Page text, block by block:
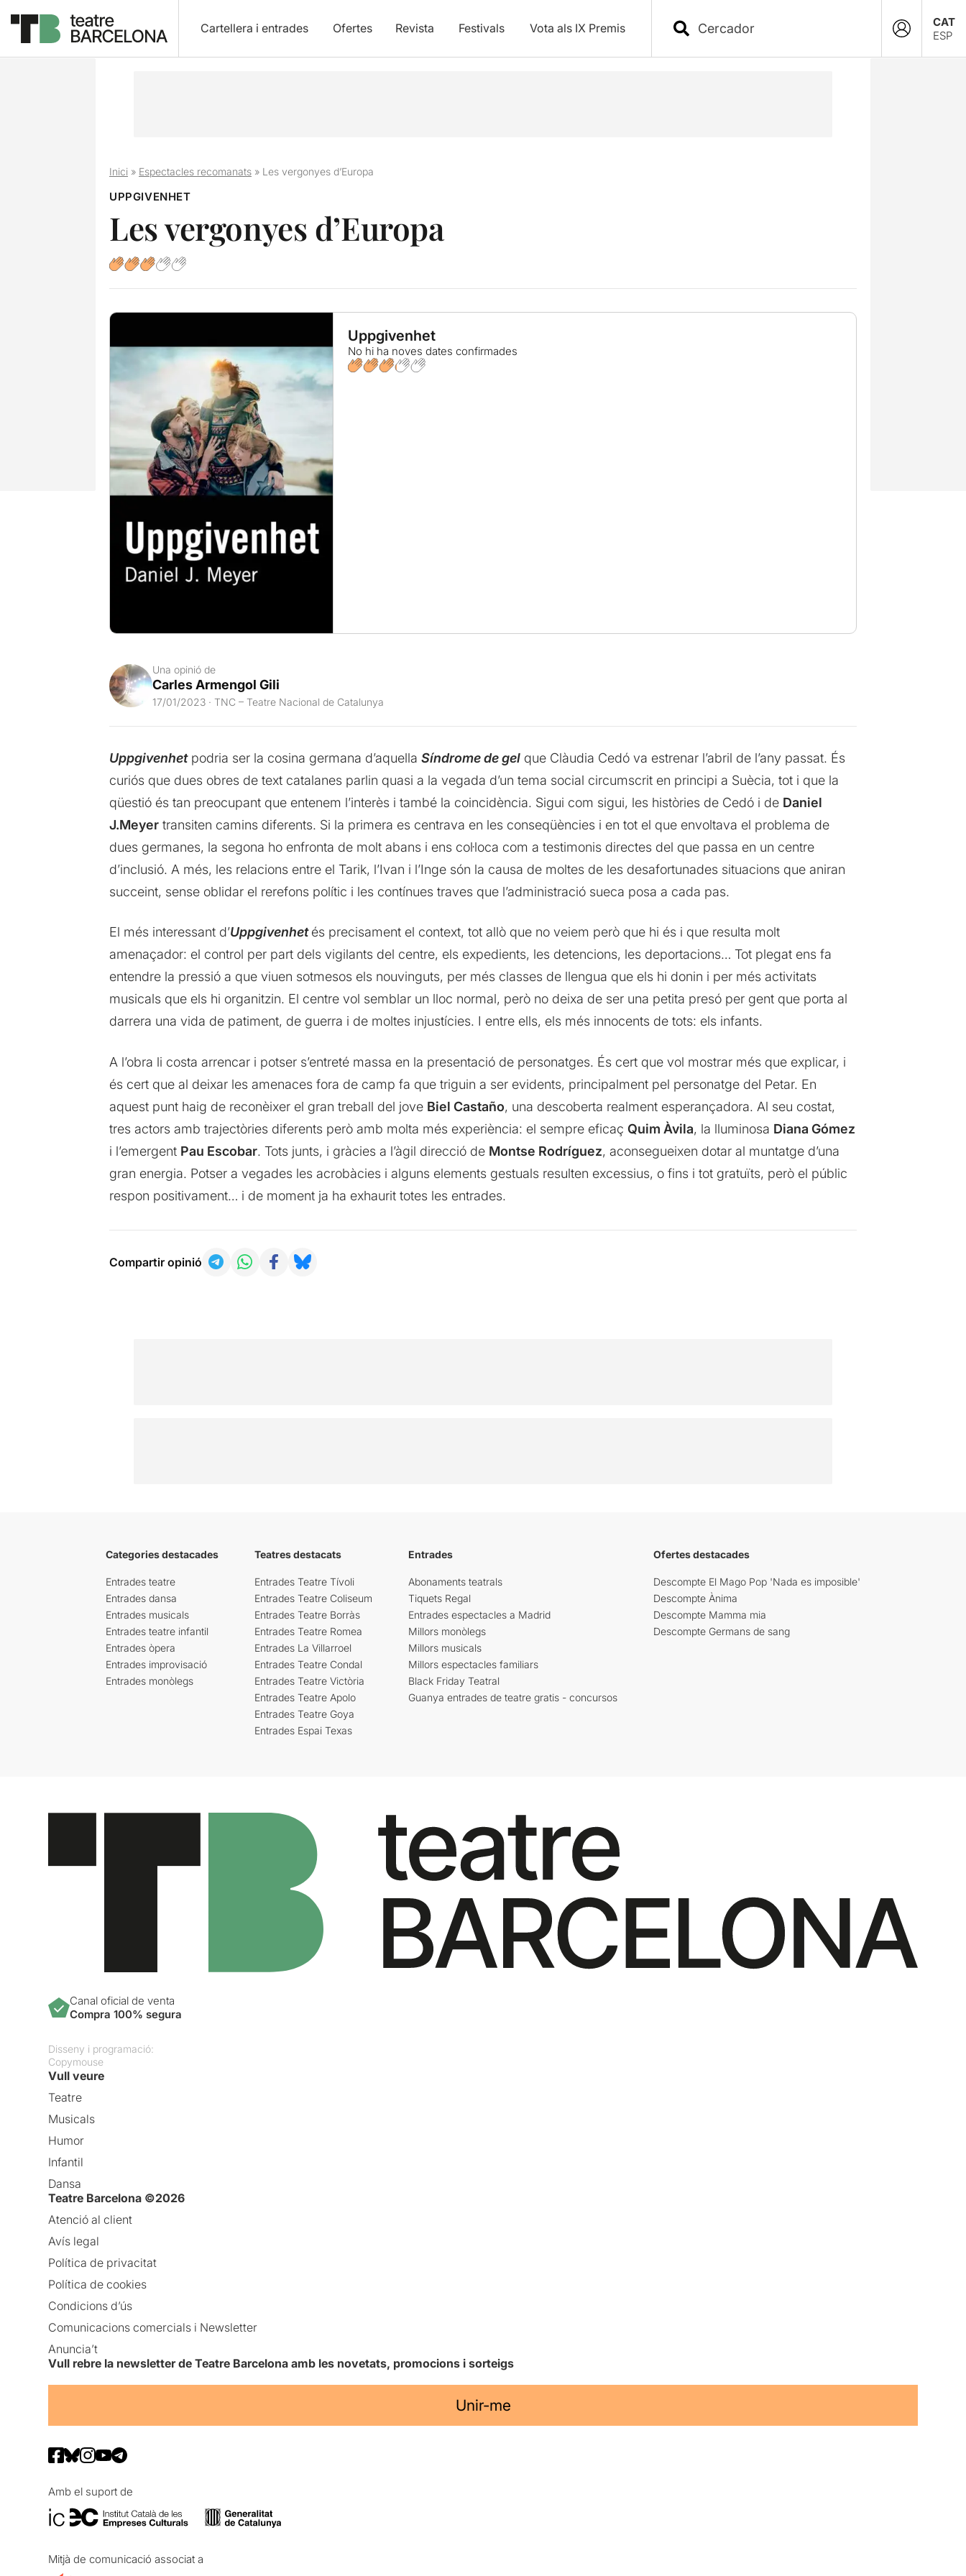
Cartellera i entrades Ofertes Revista Festivals Vota als IX Premis
CAT
ESP
Inici» Espectacles recomanats» Les vergonyes d’Europa
UPPGIVENHET
Les vergonyes d’Europa
Uppgivenhet
No hi ha noves dates confirmades
Una opinió de
Carles Armengol Gili
17/01/2023 · TNC – Teatre Nacional de Catalunya
Uppgivenhetpodria ser la cosina germana d’aquella Síndrome de gelque Clàudia Cedó va estrenar l’abril de l’any passat. És
curiós que dues obres de text catalanes parlin quasi a la vegada d’un tema social circumscrit en principi a Suècia, tot i que la
qüestió és tan preocupant que entenem l’interès i també la coincidència. Sigui com sigui, les històries de Cedó i de Daniel
J.Meyertransiten camins diferents. Si la primera es centrava en les conseqüències i en tot el que envoltava el problema de
dues germanes, la segona ho enfronta de molt abans i ens col·loca com a testimonis directes del que passa en un centre
d’inclusió. A més, les relacions entre el Tarik, l’Ivan i l’Inge són la causa de moltes de les desafortunades situacions que aniran
succeint, sense oblidar el rerefons polític i les contínues traves que l’administració sueca posa a cada pas.
El més interessant d’Uppgivenhet és precisament el context, tot allò que no veiem però que hi és i que resulta molt
amenaçador: el control per part dels vigilants del centre, els expedients, les detencions, les deportacions… Tot plegat ens fa
entendre la pressió a que viuen sotmesos els nouvinguts, per més classes de llengua que els hi donin i per més activitats
musicals que els hi organitzin. El centre vol semblar un lloc normal, però no deixa de ser una petita presó per gent que porta al
darrera una vida de patiment, de guerra i de moltes injustícies. I entre ells, els més innocents de tots: els infants.
A l’obra li costa arrencar i potser s’entreté massa en la presentació de personatges. És cert que vol mostrar més que explicar, i
és cert que al deixar les amenaces fora de camp fa que triguin a ser evidents, principalment pel personatge del Petar. En
aquest punt haig de reconèixer el gran treball del jove Biel Castaño, una descoberta realment esperançadora. Al seu costat,
tres actors amb trajectòries diferents però amb molta més experiència: el sempre eficaç Quim Àvila, la lluminosa Diana Gómez
i l’emergent Pau Escobar. Tots junts, i gràcies a l’àgil direcció de Montse Rodríguez, aconsegueixen dotar al muntatge d’una
gran energia. Potser a vegades les acrobàcies i alguns elements gestuals resulten excessius, o fins i tot gratuïts, però el públic
respon positivament… i de moment ja ha exhaurit totes les entrades.
Compartir opinió
Categories destacades
Entrades teatre
Entrades dansa
Entrades musicals
Entrades teatre infantil
Entrades òpera
Entrades improvisació
Entrades monòlegs
Teatres destacats
Entrades Teatre Tívoli
Entrades Teatre Coliseum
Entrades Teatre Borràs
Entrades Teatre Romea
Entrades La Villarroel
Entrades Teatre Condal
Entrades Teatre Victòria
Entrades Teatre Apolo
Entrades Teatre Goya
Entrades Espai Texas
Entrades
Abonaments teatrals
Tiquets Regal
Entrades espectacles a Madrid
Millors monòlegs
Millors musicals
Millors espectacles familiars
Black Friday Teatral
Guanya entrades de teatre gratis - concursos
Ofertes destacades
Descompte El Mago Pop 'Nada es imposible'
Descompte Ànima
Descompte Mamma mia
Descompte Germans de sang
Canal oficial de venta
Compra 100% segura
Disseny i programació:
Copymouse
Vull veure
Teatre
Musicals
Humor
Infantil
Dansa
Teatre Barcelona ©2026
Atenció al client
Avís legal
Política de privacitat
Política de cookies
Condicions d’ús
Comunicacions comercials i Newsletter
Anuncia’t
Vull rebre la newsletter de Teatre Barcelona amb les novetats, promocions i sorteigs
Unir-me
Amb el suport de
Mitjà de comunicació associat a